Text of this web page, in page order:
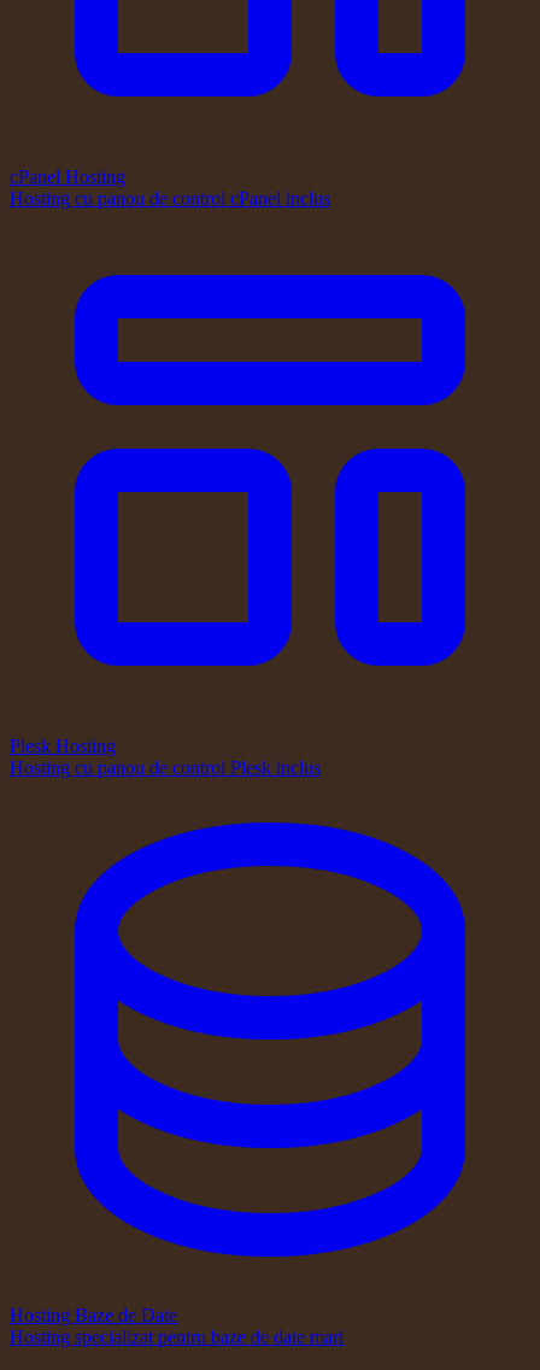
cPanel Hosting
Hosting cu panou de control cPanel inclus
Plesk Hosting
Hosting cu panou de control Plesk inclus
Hosting Baze de Date
Hosting specializat pentru baze de date mari